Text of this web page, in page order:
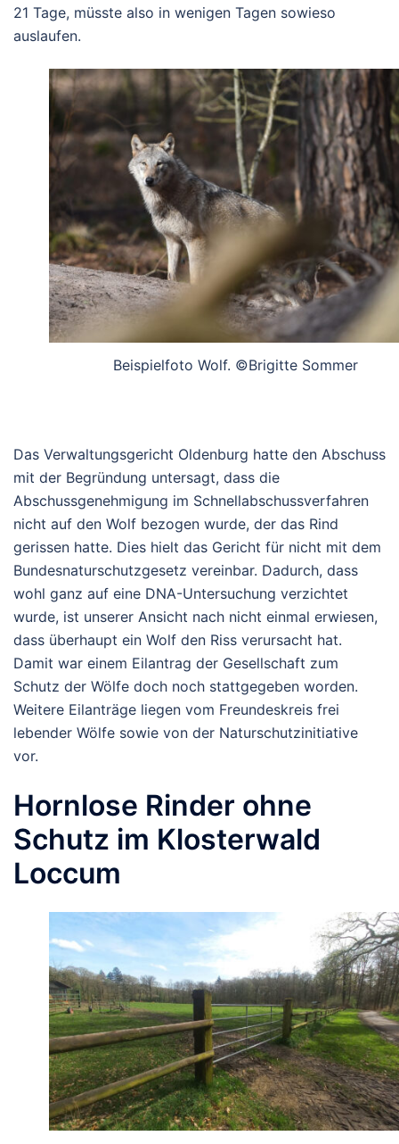
21 Tage, müsste also in wenigen Tagen sowieso
auslaufen.
Beispielfoto Wolf. ©Brigitte Sommer
Das Verwaltungsgericht Oldenburg hatte den Abschuss
mit der Begründung untersagt, dass die
Abschussgenehmigung im Schnellabschussverfahren
nicht auf den Wolf bezogen wurde, der das Rind
gerissen hatte. Dies hielt das Gericht für nicht mit dem
Bundesnaturschutzgesetz vereinbar. Dadurch, dass
wohl ganz auf eine DNA-Untersuchung verzichtet
wurde, ist unserer Ansicht nach nicht einmal erwiesen,
dass überhaupt ein Wolf den Riss verursacht hat.
Damit war einem Eilantrag der Gesellschaft zum
Schutz der Wölfe doch noch stattgegeben worden.
Weitere Eilanträge liegen vom Freundeskreis frei
lebender Wölfe sowie von der Naturschutzinitiative
vor.
Hornlose Rinder ohne
Schutz im Klosterwald
Loccum